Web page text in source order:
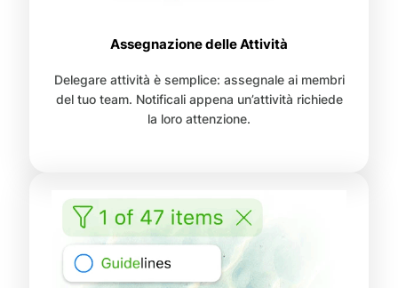
Assegnazione delle Attività
Delegare attività è semplice: assegnale ai membri
del tuo team. Notificali appena un’attività richiede
la loro attenzione.